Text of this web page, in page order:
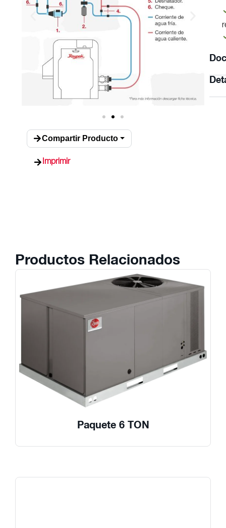
Compartir Producto
Imprimir
Productos Relacionados
Paquete 6 TON